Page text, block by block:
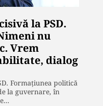
la PSD.
nu
Vrem
dialog
Formațiunea politică
la guvernare, în